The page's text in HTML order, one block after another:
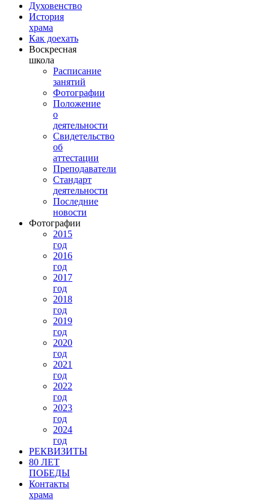
Духовенство
История
храма
Как доехать
Воскресная
школа
Расписание
занятий
Фотографии
Положение
о
деятельности
Свидетельство
об
аттестации
Преподаватели
Стандарт
деятельности
Последние
новости
Фотографии
2015
год
2016
год
2017
год
2018
год
2019
год
2020
год
2021
год
2022
год
2023
год
2024
год
РЕКВИЗИТЫ
80 ЛЕТ
ПОБЕДЫ
Контакты
храма